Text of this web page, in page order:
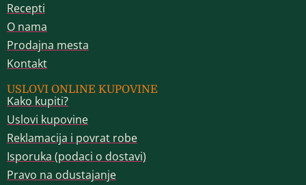
Recepti
O nama
Prodajna mesta
Kontakt
USLOVI ONLINE KUPOVINE
Kako kupiti?
Uslovi kupovine
Reklamacija i povrat robe
Isporuka (podaci o dostavi)
Pravo na odustajanje